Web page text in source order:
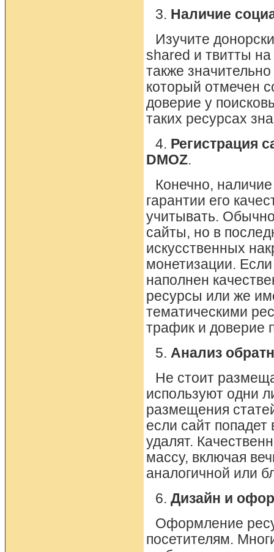
3. Наличие
Изучите
shared и твитты
также
который отмечен
доверие у
таких ресурсах
4. Регистрация
DMOZ.
Конечно,
гарантии его
учитывать.
сайты, но в
искусственных
монетизации. Если
наполнен
ресурсы или же
тематическими
трафик и доверие
5. Анализ
Не стоит
используют одни
размещения
если сайт
удалят.
массу, включая
аналогичной или
6. Дизайн и
Оформление
посетителям.